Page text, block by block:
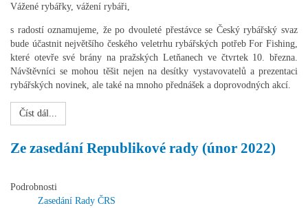
Vážené rybářky, vážení rybáři,
s radostí oznamujeme, že po dvouleté přestávce se Český rybářský svaz
bude účastnit největšího českého veletrhu rybářských potřeb For Fishing,
které otevře své brány na pražských Letňanech ve čtvrtek 10. března.
Návštěvníci se mohou těšit nejen na desítky vystavovatelů a prezentaci
rybářských novinek, ale také na mnoho přednášek a doprovodných akcí.
Číst dál...
Ze zasedání Republikové rady (únor 2022)
Podrobnosti
Zasedání Rady ČRS